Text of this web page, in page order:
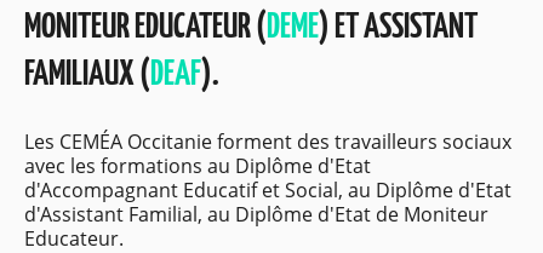
MONITEUR EDUCATEUR ( DEME) ET ASSISTANT
FAMILIAUX ( DEAF).
Les CEMÉA Occitanie forment des travailleurs sociaux
avec les formations au Diplôme d'Etat
d'Accompagnant Educatif et Social, au Diplôme d'Etat
d'Assistant Familial, au Diplôme d'Etat de Moniteur
Educateur.